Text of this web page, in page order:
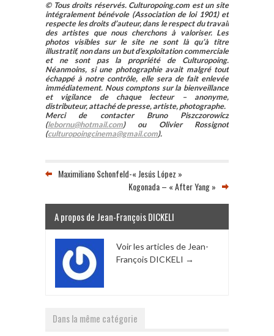
© Tous droits réservés. Culturopoing.com est un site
intégralement bénévole (Association de loi 1901) et
respecte les droits d’auteur, dans le respect du travail
des artistes que nous cherchons à valoriser. Les
photos visibles sur le site ne sont là qu’à titre
illustratif, non dans un but d’exploitation commerciale
et ne sont pas la propriété de Culturopoing.
Néanmoins, si une photographie avait malgré tout
échappé à notre contrôle, elle sera de fait enlevée
immédiatement. Nous comptons sur la bienveillance
et vigilance de chaque lecteur – anonyme,
distributeur, attaché de presse, artiste, photographe.
Merci de contacter Bruno Piszczorowicz
(lebornu@hotmail.com) ou Olivier Rossignot
(culturopoingcinema@gmail.com).
Maximiliano Schonfeld-« Jesús López »
Kogonada – « After Yang »
A propos de Jean-François DICKELI
Voir les articles de Jean-
François DICKELI →
Dans la même catégorie